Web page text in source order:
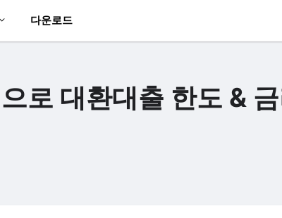
다운로드
로 대환대출 한도 &